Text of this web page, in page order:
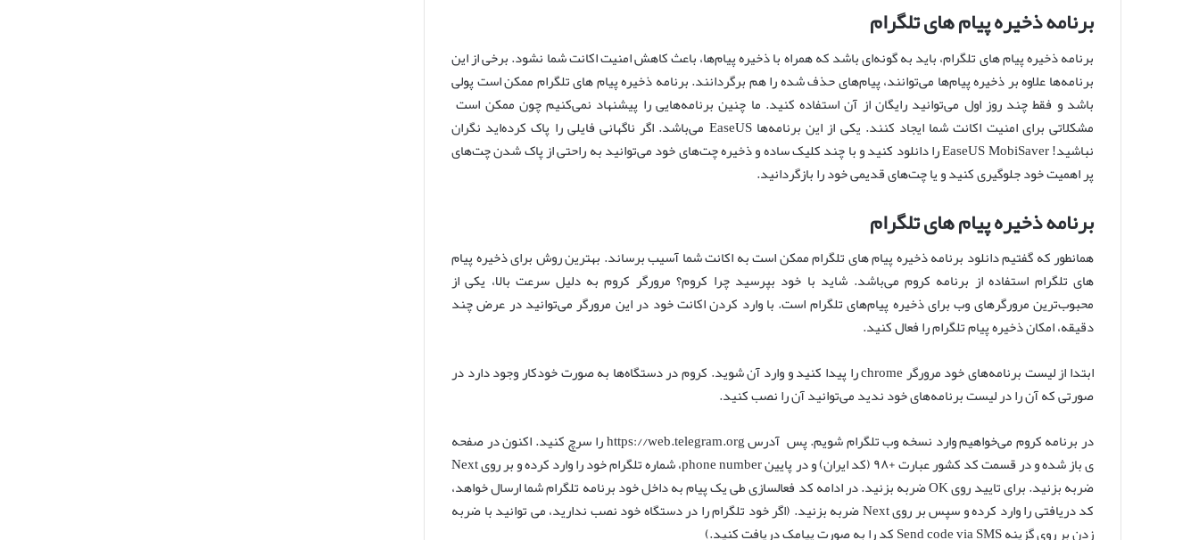
برنامه ذخیره پیام های تلگرام
برنامه‌ ذخیره پیام های تلگرام، باید به گونه‌ای باشد که همراه با ذخیره پیام‌ها، باعث کاهش امنیت اکانت شما نشود. برخی از این
برنامه‌ها علاوه بر ذخیره پیام‌ها می‌توانند، پیام‌های حذف شده را هم برگردانند. برنامه ذخیره پیام های تلگرام ممکن است پولی
باشد و فقط چند روز اول می‌توانید رایگان از آن استفاده کنید. ما چنین برنامه‌هایی را پیشنهاد نمی‌کنیم چون ممکن است
مشکلاتی برای امنیت اکانت شما ایجاد کنند. یکی از این برنامه‌ها EaseUS می‌باشد. اگر ناگهانی فایلی را پاک کرده‌اید نگران
نباشید! EaseUS MobiSaver را دانلود کنید و با چند کلیک ساده و ذخیره چت‌های خود می‌توانید به راحتی از پاک شدن چت‌های
پر اهمیت خود جلوگیری کنید و یا چت‌های قدیمی خود را بازگردانید.
برنامه ذخیره پیام های تلگرام
همانطور که گفتیم دانلود برنامه ذخیره پیام های تلگرام ممکن است به اکانت شما آسیب برساند. بهترین روش برای ذخیره پیام‌
های تلگرام استفاده از برنامه کروم می‌باشد. شاید با خود بپرسید چرا کروم؟ مرورگر کروم به دلیل سرعت بالا، یکی از
محبوب‌ترین مرورگرهای وب برای ذخیره پیام‌های تلگرام است. با وارد کردن اکانت خود در این مرورگر می‌توانید در عرض چند
دقیقه، امکان ذخیره پیام تلگرام را فعال کنید.
ابتدا از لیست برنامه‌های خود مرورگر chrome را پیدا کنید و وارد آن شوید. کروم در دستگاه‌ها به صورت خودکار وجود دارد در
صورتی که آن را در لیست برنامه‌های خود ندید می‌توانید آن را نصب کنید.
در برنامه کروم می‌خواهیم وارد نسخه وب تلگرام شویم. پس آدرس https://web.telegram.org را سرچ کنید. اکنون در صفحه
ی باز شده و در قسمت کد کشور عبارت +۹۸ (کد ایران) و در پایین phone number، شماره تلگرام خود را وارد کرده و بر روی Next
ضربه بزنید. برای تایید روی OK ضربه بزنید. در ادامه کد فعالسازی طی یک پیام به داخل خود برنامه تلگرام شما ارسال خواهد،
کد دریافتی را وارد کرده و سپس بر روی Next ضربه بزنید. (اگر خود تلگرام را در دستگاه خود نصب ندارید، می توانید با ضربه
زدن بر روی گزینه Send code via SMS کد را به صورت پیامک دریافت کنید.)